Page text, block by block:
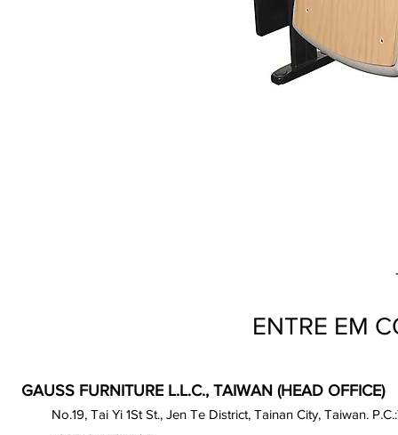
ENTRE EM
GAUSS FURNITURE L.L.C., TAIWAN (HEAD OFFICE)
No.19, Tai Yi 1St St., Jen Te District, Tainan City, Taiwan.